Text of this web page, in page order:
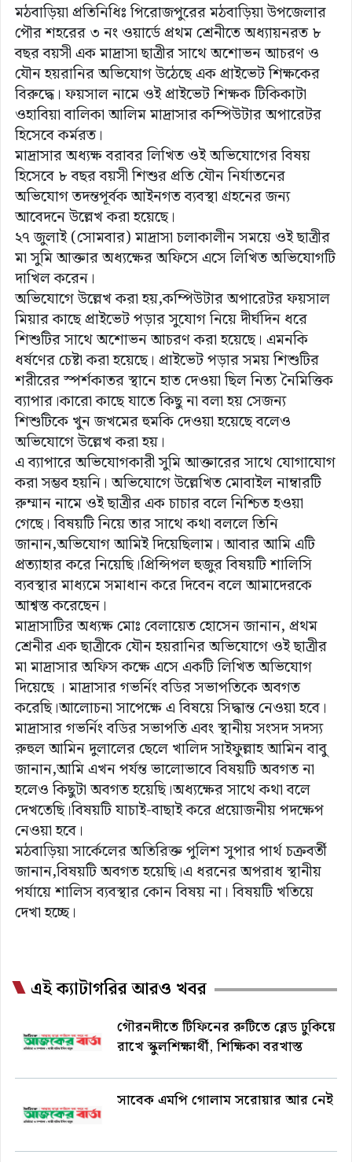
মঠবাড়িয়া প্রতিনিধিঃ পিরোজপুরের মঠবাড়িয়া উপজেলার
পৌর শহরের ৩ নং ওয়ার্ডে প্রথম শ্রেনীতে অধ্যায়নরত ৮
বছর বয়সী এক মাদ্রাসা ছাত্রীর সাথে অশোভন আচরণ ও
যৌন হয়রানির অভিযোগ উঠেছে এক প্রাইভেট শিক্ষকের
বিরুদ্ধে। ফয়সাল নামে ওই প্রাইভেট শিক্ষক টিকিকাটা
ওহাবিয়া বালিকা আলিম মাদ্রাসার কম্পিউটার অপারেটর
হিসেবে কর্মরত।
মাদ্রাসার অধ্যক্ষ বরাবর লিখিত ওই অভিযোগের বিষয়
হিসেবে ৮ বছর বয়সী শিশুর প্রতি যৌন নির্যাতনের
অভিযোগ তদন্তপূর্বক আইনগত ব্যবস্থা গ্রহনের জন্য
আবেদনে উল্লেখ করা হয়েছে।
২৭ জুলাই (সোমবার) মাদ্রাসা চলাকালীন সময়ে ওই ছাত্রীর
মা সুমি আক্তার অধ্যক্ষের অফিসে এসে লিখিত অভিযোগটি
দাখিল করেন।
অভিযোগে উল্লেখ করা হয়,কম্পিউটার অপারেটর ফয়সাল
মিয়ার কাছে প্রাইভেট পড়ার সুযোগ নিয়ে দীর্ঘদিন ধরে
শিশুটির সাথে অশোভন আচরণ করা হয়েছে। এমনকি
ধর্ষণের চেষ্টা করা হয়েছে। প্রাইভেট পড়ার সময় শিশুটির
শরীরের স্পর্শকাতর স্থানে হাত দেওয়া ছিল নিত্য নৈমিত্তিক
ব্যাপার।কারো কাছে যাতে কিছু না বলা হয় সেজন্য
শিশুটিকে খুন জখমের হুমকি দেওয়া হয়েছে বলেও
অভিযোগে উল্লেখ করা হয়।
এ ব্যাপারে অভিযোগকারী সুমি আক্তারের সাথে যোগাযোগ
করা সম্ভব হয়নি। অভিযোগে উল্লেখিত মোবাইল নাম্বারটি
রুম্মান নামে ওই ছাত্রীর এক চাচার বলে নিশ্চিত হওয়া
গেছে। বিষয়টি নিয়ে তার সাথে কথা বললে তিনি
জানান,অভিযোগ আমিই দিয়েছিলাম। আবার আমি এটি
প্রত্যাহার করে নিয়েছি।প্রিন্সিপল হুজুর বিষয়টি শালিসি
ব্যবস্থার মাধ্যমে সমাধান করে দিবেন বলে আমাদেরকে
আশ্বস্ত করেছেন।
মাদ্রাসাটির অধ্যক্ষ মোঃ বেলায়েত হোসেন জানান, প্রথম
শ্রেনীর এক ছাত্রীকে যৌন হয়রানির অভিযোগে ওই ছাত্রীর
মা মাদ্রাসার অফিস কক্ষে এসে একটি লিখিত অভিযোগ
দিয়েছে । মাদ্রাসার গভর্নিং বডির সভাপতিকে অবগত
করেছি।আলোচনা সাপেক্ষে এ বিষয়ে সিদ্ধান্ত নেওয়া হবে।
মাদ্রাসার গভর্নিং বডির সভাপতি এবং স্থানীয় সংসদ সদস্য
রুহুল আমিন দুলালের ছেলে খালিদ সাইফুল্লাহ আমিন বাবু
জানান,আমি এখন পর্যন্ত ভালোভাবে বিষয়টি অবগত না
হলেও কিছুটা অবগত হয়েছি।অধ্যক্ষের সাথে কথা বলে
দেখতেছি।বিষয়টি যাচাই-বাছাই করে প্রয়োজনীয় পদক্ষেপ
নেওয়া হবে।
মঠবাড়িয়া সার্কেলের অতিরিক্ত পুলিশ সুপার পার্থ চক্রবর্তী
জানান,বিষয়টি অবগত হয়েছি।এ ধরনের অপরাধ স্থানীয়
পর্যায়ে শালিস ব্যবস্থার কোন বিষয় না। বিষয়টি খতিয়ে
দেখা হচ্ছে।
এই ক্যাটাগরির আরও খবর
গৌরনদীতে টিফিনের রুটিতে ব্লেড ঢুকিয়ে
রাখে স্কুলশিক্ষার্থী, শিক্ষিকা বরখাস্ত
সাবেক এমপি গোলাম সরোয়ার আর নেই